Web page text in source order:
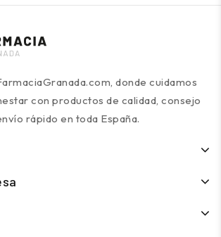
donde cuidamos
con productos de calidad, consejo
rápido en toda España.